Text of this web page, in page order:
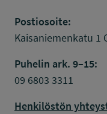
Postiosoite:
Kaisaniemenkatu 1
Puhelin ark. 9–15:
09 6803 3311
Henkilöstön